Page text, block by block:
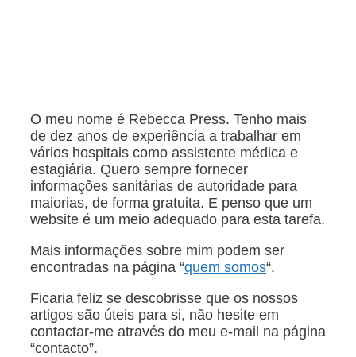
O meu nome é Rebecca Press. Tenho mais
de dez anos de experiência a trabalhar em
vários hospitais como assistente médica e
estagiária. Quero sempre fornecer
informações sanitárias de autoridade para
maiorias, de forma gratuita. E penso que um
website é um meio adequado para esta tarefa.
Mais informações sobre mim podem ser
encontradas na página “quem somos“.
Ficaria feliz se descobrisse que os nossos
artigos são úteis para si, não hesite em
contactar-me através do meu e-mail na página
“contacto”.